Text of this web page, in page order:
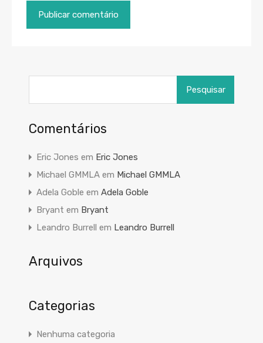
por:
Comentários
Eric Jones em Eric Jones
Michael GMMLA em Michael GMMLA
Adela Goble em Adela Goble
Bryant em Bryant
Leandro Burrell em Leandro Burrell
Arquivos
Categorias
Nenhuma categoria